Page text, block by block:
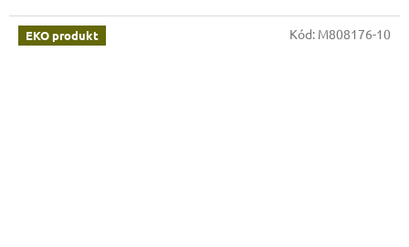
EKO produkt Kód: M808176-10